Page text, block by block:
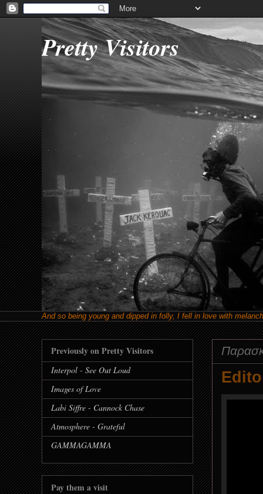
Pretty Visitors
And so being young and dipped in folly, I fell in love with
Previously on Pretty Visitors
Interpol - See Out Loud
Images of Love
Labi Siffre - Cannock Chase
Atmosphere - Grateful
GAMMAGAMMA
Pay them a visit